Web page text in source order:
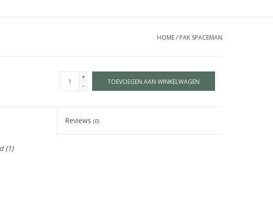
HOME/ PAK SPACEMAN
+
-
TOEVOEGEN AAN WINKELWAGEN
Reviews(0)
(1)